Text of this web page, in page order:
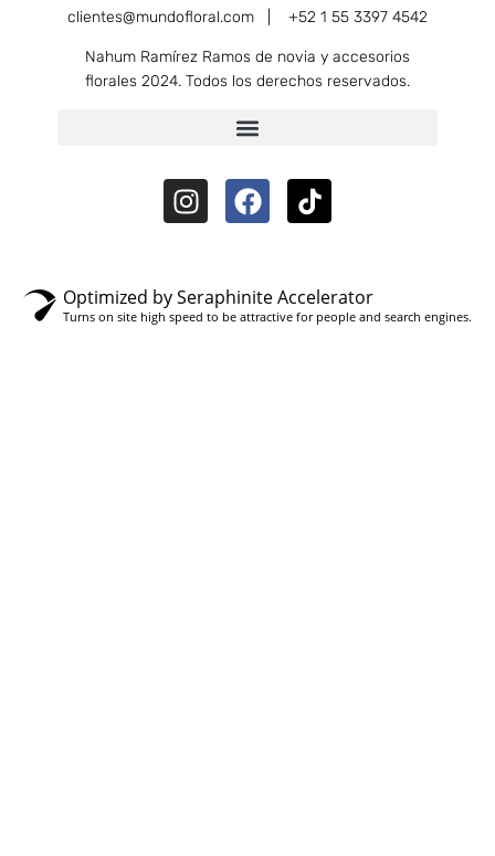
clientes@mundofloral.com | +52 1 55 3397 4542
Nahum Ramírez Ramos de novia y accesorios
florales 2024. Todos los derechos reservados.
Optimized by Seraphinite Accelerator
Turns on site high speed to be attractive for people and search engines.